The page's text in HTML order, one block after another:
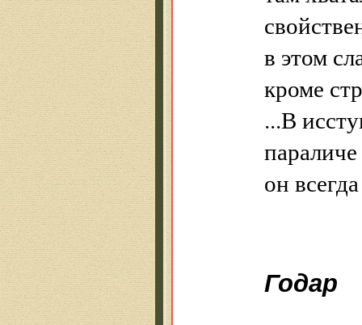
в этом
кроме
...В
параличе
он
Годар